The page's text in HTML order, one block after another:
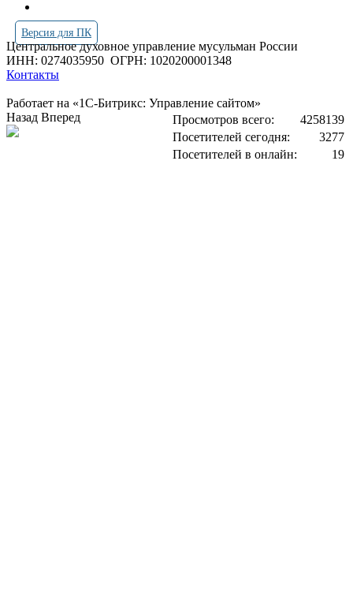
Версия для ПК
Центральное духовное управление мусульман России
ИНН: 0274035950 ОГРН: 1020200001348
Контакты
Работает на «1С-Битрикс: Управление сайтом»
Просмотров всего:
4258139
Посетителей сегодня:
3277
Посетителей в онлайн:
19
Назад Вперед